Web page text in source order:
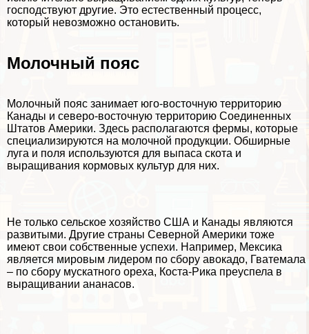
господствуют другие. Это естественный процесс,
который невозможно остановить.
Молочный пояс
Молочный пояс занимает юго-восточную территорию
Канады и северо-восточную территорию Соединенных
Штатов Америки. Здесь располагаются фермы, которые
специализируются на молочной продукции. Обширные
луга и поля используются для выпаса скота и
выращивания кормовых культур для них.
Не только сельское хозяйство США и Канады являются
развитыми. Другие страны Северной Америки тоже
имеют свои собственные успехи. Например, Мексика
является мировым лидером по сбору авокадо, Гватемала
– по сбору мускатного ореха, Коста-Рика преуспела в
выращивании ананасов.